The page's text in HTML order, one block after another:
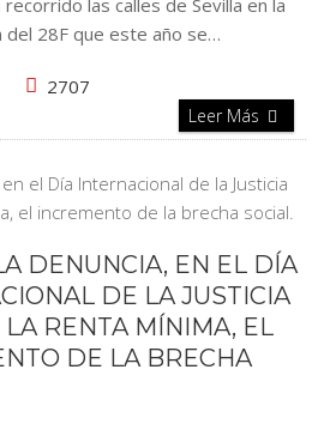
las calles de Sevilla en la
del 28F que este año se…
2707
Leer Más
DENUNCIA, EN EL DÍA
DE LA JUSTICIA
LA RENTA MÍNIMA, EL
DE LA BRECHA